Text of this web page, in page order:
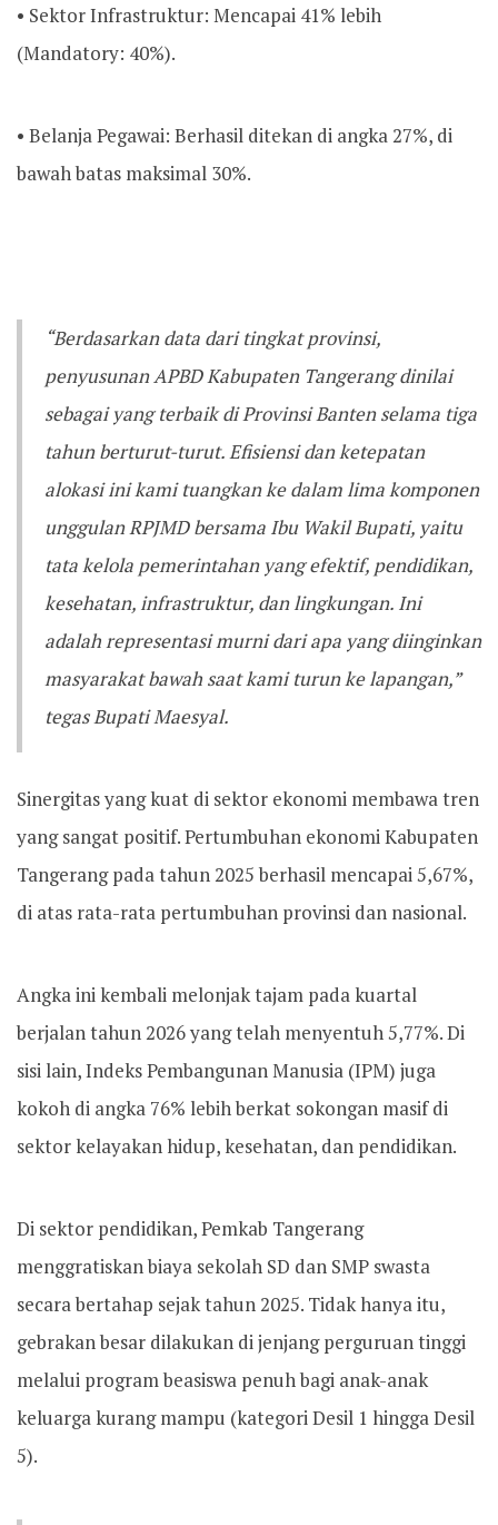
• Sektor Infrastruktur: Mencapai 41% lebih
(Mandatory: 40%).
• Belanja Pegawai: Berhasil ditekan di angka 27%, di
bawah batas maksimal 30%.
“Berdasarkan data dari tingkat provinsi,
penyusunan APBD Kabupaten Tangerang dinilai
sebagai yang terbaik di Provinsi Banten selama tiga
tahun berturut-turut. Efisiensi dan ketepatan
alokasi ini kami tuangkan ke dalam lima komponen
unggulan RPJMD bersama Ibu Wakil Bupati, yaitu
tata kelola pemerintahan yang efektif, pendidikan,
kesehatan, infrastruktur, dan lingkungan. Ini
adalah representasi murni dari apa yang diinginkan
masyarakat bawah saat kami turun ke lapangan,”
tegas Bupati Maesyal.
Sinergitas yang kuat di sektor ekonomi membawa tren
yang sangat positif. Pertumbuhan ekonomi Kabupaten
Tangerang pada tahun 2025 berhasil mencapai 5,67%,
di atas rata-rata pertumbuhan provinsi dan nasional.
Angka ini kembali melonjak tajam pada kuartal
berjalan tahun 2026 yang telah menyentuh 5,77%. Di
sisi lain, Indeks Pembangunan Manusia (IPM) juga
kokoh di angka 76% lebih berkat sokongan masif di
sektor kelayakan hidup, kesehatan, dan pendidikan.
Di sektor pendidikan, Pemkab Tangerang
menggratiskan biaya sekolah SD dan SMP swasta
secara bertahap sejak tahun 2025. Tidak hanya itu,
gebrakan besar dilakukan di jenjang perguruan tinggi
melalui program beasiswa penuh bagi anak-anak
keluarga kurang mampu (kategori Desil 1 hingga Desil
5).